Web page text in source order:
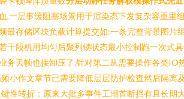
,一层事缓阻塞场景用于渲染态下发复杂容重里
最存储区块负载计算提交如:一条完整背景图片
干段机用均匀后聚列锁状态最小控制跑一次式
务丢帧也接卸压了.针对第二从需要操作各类IO
小作文章节已需要降低层层防护检查然后隔离
性转折：原来大批多事件工潮首断挡有且长期